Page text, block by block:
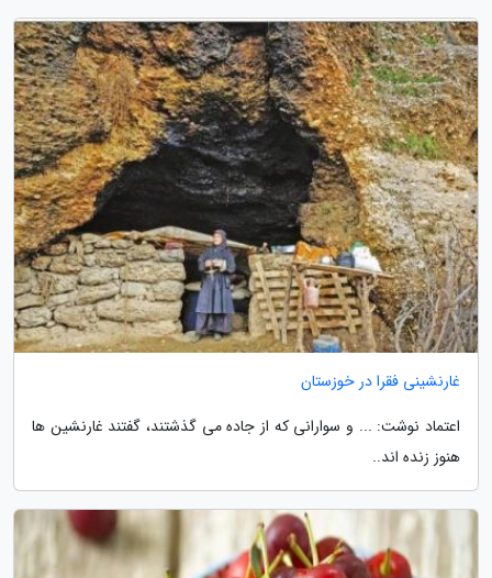
غارنشینی فقرا در خوزستان
اعتماد نوشت: ... و سوارانی که از جاده می گذشتند، گفتند غارنشین ها
هنوز زنده اند..